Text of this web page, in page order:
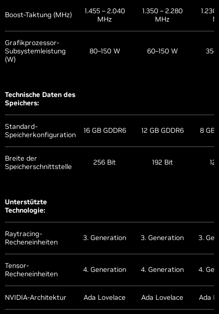
Boost-Taktung (MHz)
1.455 – 2.040
MHz
1.350 – 2.280
MHz
1.230
Grafikprozessor-
Subsystemleistung
(W)
80–150 W 60–150 W
Technische Daten des
Speichers:
Standard-
Speicherkonfiguration
16 GB GDDR6 12 GB GDDR6 8 GB
Breite der
Speicherschnittstelle
256 Bit 192 Bit
Unterstützte
Technologie:
Raytracing-
Recheneinheiten
3. Generation 3. Generation 3.
Tensor-
Recheneinheiten
4. Generation 4. Generation 4.
NVIDIA-Architektur Ada Lovelace Ada Lovelace Ada